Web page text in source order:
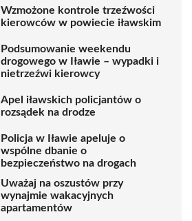
Wzmożone kontrole trzeźwości
kierowców w powiecie iławskim
Podsumowanie weekendu
drogowego w Iławie – wypadki i
nietrzeźwi kierowcy
Apel iławskich policjantów o
rozsądek na drodze
Policja w Iławie apeluje o
wspólne dbanie o
bezpieczeństwo na drogach
Uważaj na oszustów przy
wynajmie wakacyjnych
apartamentów